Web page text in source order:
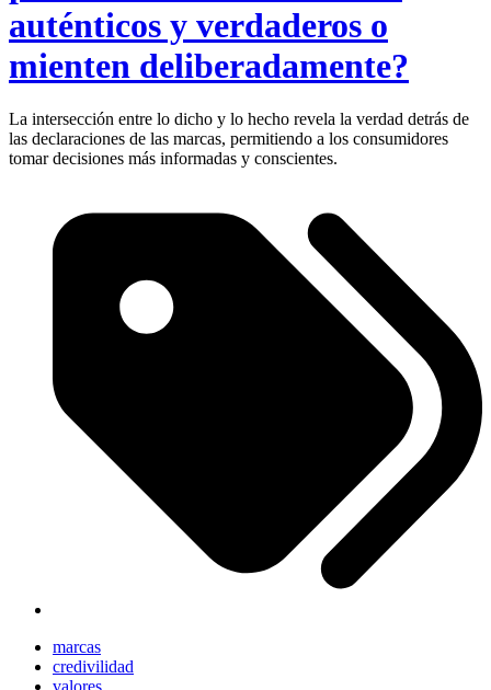
auténticos y verdaderos o
mienten deliberadamente?
La intersección entre lo dicho y lo hecho revela la verdad detrás de
las declaraciones de las marcas, permitiendo a los consumidores
tomar decisiones más informadas y conscientes.
marcas
credivilidad
valores